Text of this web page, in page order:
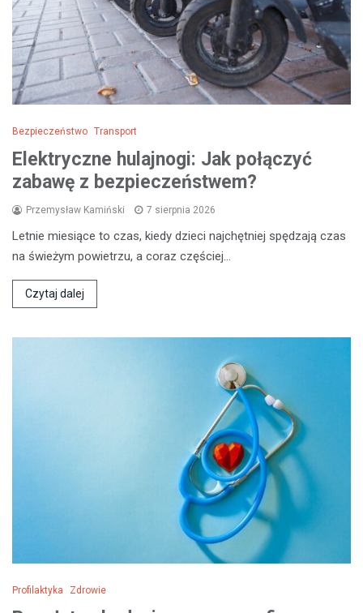
Bezpieczeństwo Transport
Elektryczne hulajnogi: Jak połączyć
zabawę z bezpieczeństwem?
Przemysław Kamiński 7 sierpnia 2026
Letnie miesiące to czas, kiedy dzieci najchętniej spędzają czas
na świeżym powietrzu, a coraz częściej…
Czytaj dalej
Profilaktyka Zdrowie